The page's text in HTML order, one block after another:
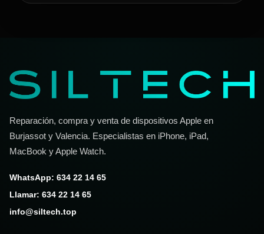
Reparación, compra y venta de dispositivos Apple en
Burjassot y Valencia. Especialistas en iPhone, iPad,
MacBook y Apple Watch.
WhatsApp: 634 22 14 65
Llamar: 634 22 14 65
info@siltech.top